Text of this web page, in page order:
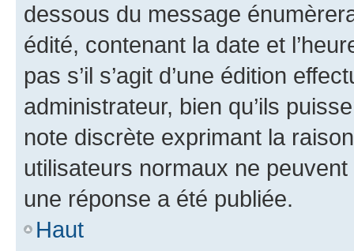
dessous du message
édité, contenant la date et
pas s’il s’agit d’une édition
administrateur, bien qu’ils
note discrète exprimant la
utilisateurs normaux ne
une réponse a été publiée.
Haut